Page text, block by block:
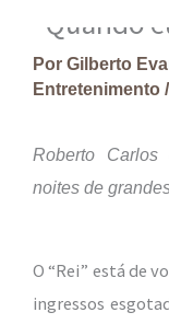
“Quando
Por Gilberto
Entretenimento /
Roberto Carlos
noites de
O “Rei” está de
ingressos